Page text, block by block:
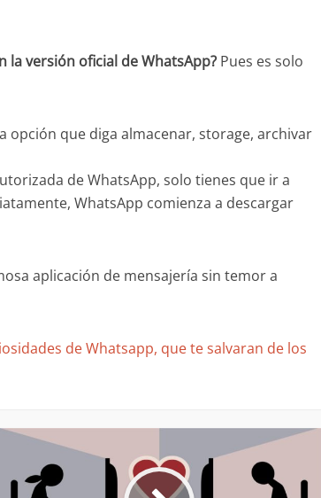
la versión oficial de WhatsApp? Pues es solo
opción que diga almacenar, storage, archivar
de WhatsApp, solo tienes que ir a
WhatsApp comienza a descargar
aplicación de mensajería sin temor a
de Whatsapp, que te salvaran de los